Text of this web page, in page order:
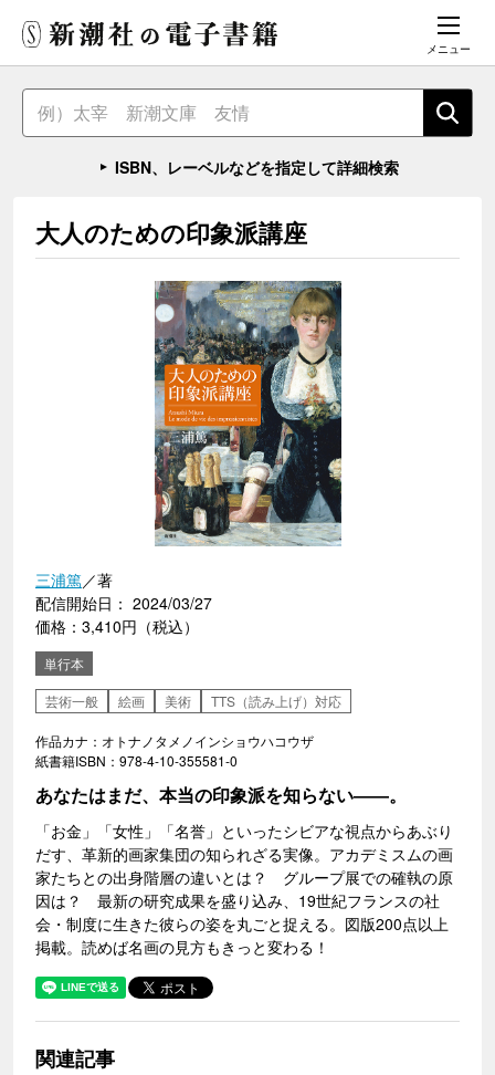
メニュー
ISBN、レーベルなどを指定して詳細検索
大人のための印象派講座
三浦篤／著
配信開始日： 2024/03/27
価格：3,410円（税込）
単行本
芸術一般
絵画 美術 TTS（読み上げ）対応
作品カナ：オトナノタメノインショウハコウザ
紙書籍ISBN：978-4-10-355581-0
あなたはまだ、本当の印象派を知らない――。
「お金」「女性」「名誉」といったシビアな視点からあぶり
だす、革新的画家集団の知られざる実像。アカデミスムの画
家たちとの出身階層の違いとは？ グループ展での確執の原
因は？ 最新の研究成果を盛り込み、19世紀フランスの社
会・制度に生きた彼らの姿を丸ごと捉える。図版200点以上
掲載。読めば名画の見方もきっと変わる！
関連記事